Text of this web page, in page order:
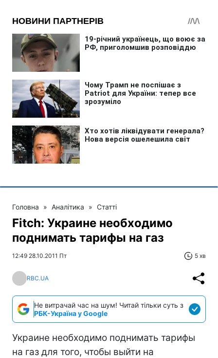
Головна » Аналітика » Статті
Fitch: Украине необходимо
поднимать тарифы на газ
12:49 28.10.2011 Пт 5 хв
RBC.UA
Не витрачай час на шум! Читай тільки суть з
РБК-Україна у Google
Украине необходимо поднимать тарифы
на газ для того, чтобы выйти на